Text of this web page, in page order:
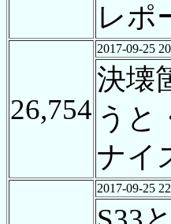
レポ
26,754
2017-09-25
決壊
うと
ナイ
2017-09-25